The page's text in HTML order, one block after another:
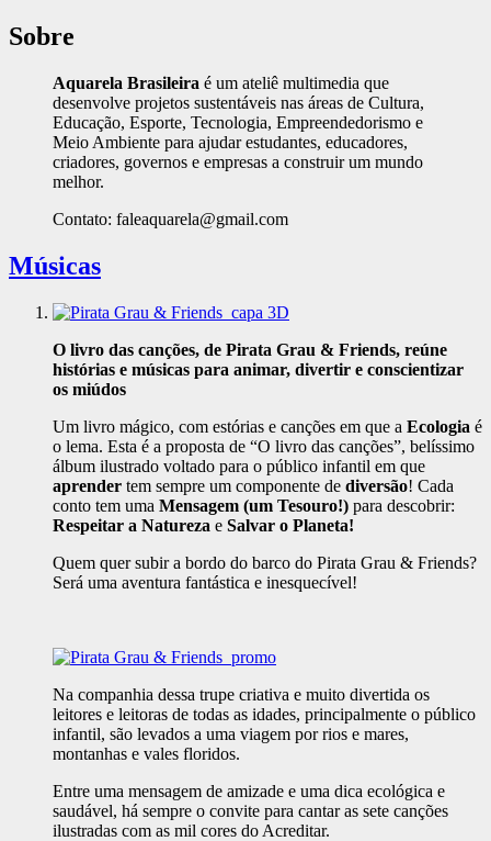
Sobre
Aquarela Brasileira é um ateliê multimedia que
desenvolve projetos sustentáveis nas áreas de Cultura,
Educação, Esporte, Tecnologia, Empreendedorismo e
Meio Ambiente para ajudar estudantes, educadores,
criadores, governos e empresas a construir um mundo
melhor.
Contato: faleaquarela@gmail.com
Músicas
O livro das canções, de Pirata Grau & Friends, reúne
histórias e músicas para animar, divertir e conscientizar
os miúdos
Um livro mágico, com estórias e canções em que a Ecologia é
o lema. Esta é a proposta de “O livro das canções”, belíssimo
álbum ilustrado voltado para o público infantil em que
aprender tem sempre um componente de diversão! Cada
conto tem uma Mensagem (um Tesouro!) para descobrir:
Respeitar a Natureza e Salvar o Planeta!
Quem quer subir a bordo do barco do Pirata Grau & Friends?
Será uma aventura fantástica e inesquecível!
Na companhia dessa trupe criativa e muito divertida os
leitores e leitoras de todas as idades, principalmente o público
infantil, são levados a uma viagem por rios e mares,
montanhas e vales floridos.
Entre uma mensagem de amizade e uma dica ecológica e
saudável, há sempre o convite para cantar as sete canções
ilustradas com as mil cores do Acreditar.